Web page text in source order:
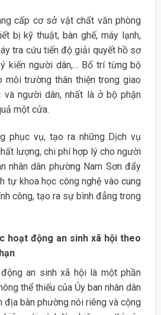
cấp cơ sở vật chất văn phòng
bị kỹ thuật, bàn ghế, máy lạnh,
tra cứu tiến độ giải quyết hồ sơ
ý kiến người dân,… Bố trí từng bộ
môi trường thân thiện trong giao
người dân, nhất là ở bộ phận
một cửa.
phục vụ, tạo ra những Dịch vụ
lượng, chi phí hợp lý cho người
nhân dân phường Nam Sơn đẩy
tự khoa học công nghệ vào cung
công, tạo ra sự bình đẳng trong
hoạt động an sinh xã hội theo
an sinh xã hội là một phần
thể thiếu của Ủy ban nhân dân
địa bàn phường nói riêng và cộng